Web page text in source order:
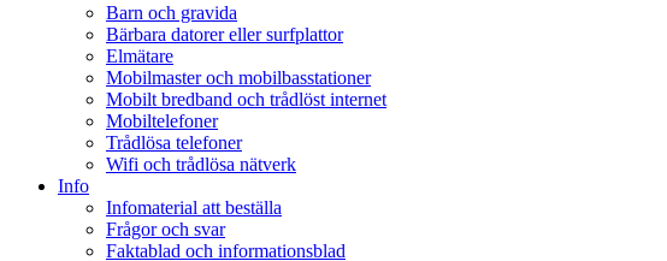
Barn och gravida
Bärbara datorer eller surfplattor
Elmätare
Mobilmaster och mobilbasstationer
Mobilt bredband och trådlöst internet
Mobiltelefoner
Trådlösa telefoner
Wifi och trådlösa nätverk
Info
Infomaterial att beställa
Frågor och svar
Faktablad och informationsblad